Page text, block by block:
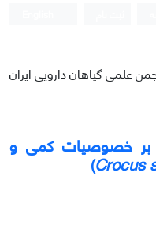
علمی گیاهان دارویی ایران
بر خصوصیات کمی و
Crocus